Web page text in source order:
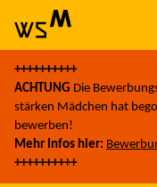
content
++++++++++
ACHTUNG Die
stärken Mädchen hat
bewerben!
Mehr Infos hier:
++++++++++
AKTUELLES
THEMEN